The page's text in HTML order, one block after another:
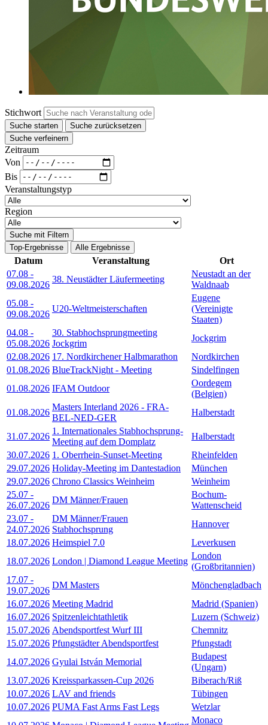
Stichwort
Suche starten
Suche zurücksetzen
Suche verfeinern
Zeitraum
Von
Bis
Veranstaltungstyp
Region
Suche mit Filtern
Top-Ergebnisse
Alle Ergebnisse
Datum Veranstaltung
Ort
07.08 -
09.08.2026
38. Neustädter Läufermeeting
Neustadt an der
Waldnaab
05.08 -
09.08.2026
U20-Weltmeisterschaften
Eugene
(Vereinigte
Staaten)
04.08 -
05.08.2026
30. Stabhochsprungmeeting
Jockgrim
Jockgrim
02.08.2026 17. Nordkirchener Halbmarathon
Nordkirchen
01.08.2026 BlueTrackNight - Meeting
Sindelfingen
01.08.2026 IFAM Outdoor
Oordegem
(Belgien)
01.08.2026
Masters Interland 2026 - FRA-
BEL-NED-GER
Halberstadt
31.07.2026
1. Internationales Stabhochsprung-
Meeting auf dem Domplatz
Halberstadt
30.07.2026 1. Oberrhein-Sunset-Meeting
Rheinfelden
29.07.2026 Holiday-Meeting im Dantestadion
München
29.07.2026 Chrono Classics Weinheim
Weinheim
25.07 -
26.07.2026
DM Männer/Frauen
Bochum-
Wattenscheid
23.07 -
24.07.2026
DM Männer/Frauen
Stabhochsprung
Hannover
18.07.2026 Heimspiel 7.0
Leverkusen
18.07.2026 London | Diamond League Meeting
London
(Großbritannien)
17.07 -
19.07.2026
DM Masters
Mönchengladbach
16.07.2026 Meeting Madrid
Madrid (Spanien)
16.07.2026 Spitzenleichtathletik
Luzern (Schweiz)
15.07.2026 Abendsportfest Wurf III
Chemnitz
15.07.2026 Pfungstädter Abendsportfest
Pfungstadt
14.07.2026 Gyulai István Memorial
Budapest
(Ungarn)
13.07.2026 Kreissparkassen-Cup 2026
Biberach/Riß
10.07.2026 LAV and friends
Tübingen
10.07.2026 PUMA Fast Arms Fast Legs
Wetzlar
Monaco